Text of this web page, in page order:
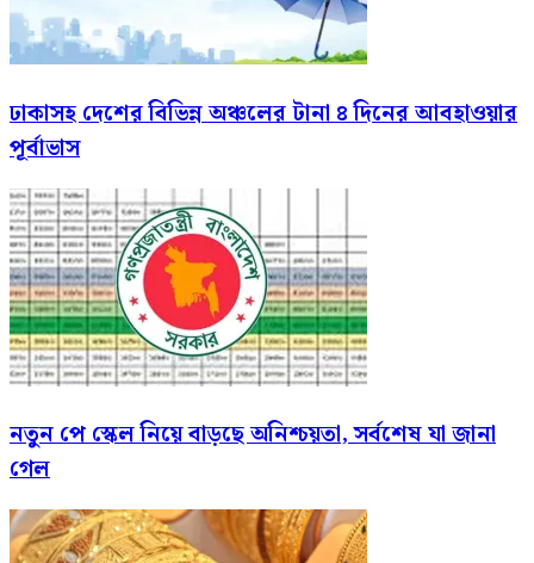
ঢাকাসহ দেশের বিভিন্ন অঞ্চলের টানা ৪ দিনের আবহাওয়ার
পূর্বাভাস
নতুন পে স্কেল নিয়ে বাড়ছে অনিশ্চয়তা, সর্বশেষ যা জানা
গেল